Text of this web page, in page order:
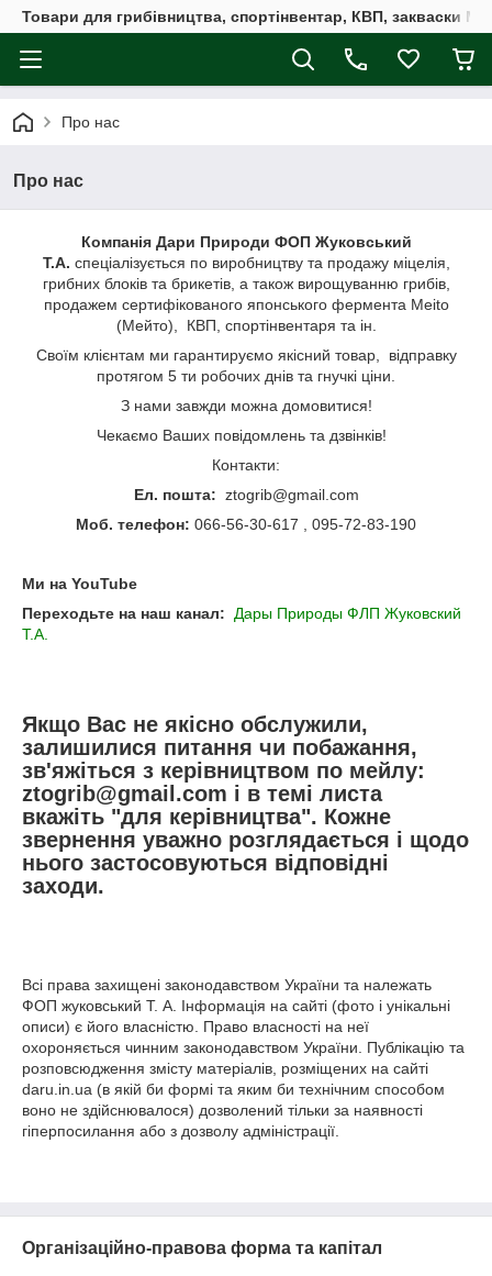
Товари для грибівництва, спортінвентар, КВП, закваски
Про нас
Про нас
Компанія Дари Природи ФОП Жуковський
Т.А. спеціалізується по виробництву та продажу міцелія,
грибних блоків та брикетів, а також вирощуванню грибів,
продажем сертифікованого японського фермента Meito
(Мейто), КВП, спортінвентаря та ін.
Своїм клієнтам ми гарантируємо якісний товар, відправку
протягом 5 ти робочих днів та гнучкі ціни.
З нами завжди можна домовитися!
Чекаємо Ваших повідомлень та дзвінків!
Контакти:
Ел. пошта: ztogrib@gmail.com
Моб. телефон: 066-56-30-617 , 095-72-83-190
Ми на YouTube
Переходьте на наш канал: Дары Природы ФЛП Жуковский
Т.А.
Якщо Вас не якісно обслужили,
залишилися питання чи побажання,
зв'яжіться з керівництвом по мейлу:
ztogrib@gmail.com і в темі листа
вкажіть "для керівництва". Кожне
звернення уважно розглядається і щодо
нього застосовуються відповідні
заходи.
Всі права захищені законодавством України та належать
ФОП жуковський Т. А. Інформація на сайті (фото і унікальні
описи) є його власністю. Право власності на неї
охороняється чинним законодавством України. Публікацію та
розповсюдження змісту матеріалів, розміщених на сайті
daru.in.ua (в якій би формі та яким би технічним способом
воно не здійснювалося) дозволений тільки за наявності
гіперпосилання або з дозволу адміністрації.
Організаційно-правова форма та капітал